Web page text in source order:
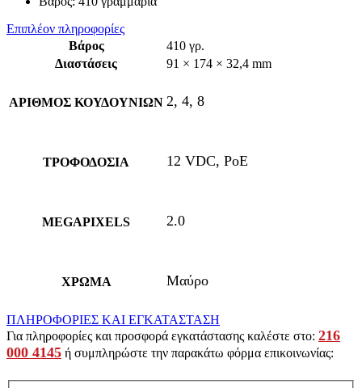
Επιπλέον πληροφορίες
Βάρος
410 γρ.
Διαστάσεις
91 × 174 × 32,4 mm
ΑΡΙΘΜΟΣ ΚΟΥΔΟΥΝΙΩΝ 2, 4, 8
ΤΡΟΦΟΔΟΣΙΑ 12 VDC, PoE
MEGAPIXELS 2.0
ΧΡΩΜΑ Μαύρο
ΠΛΗΡΟΦΟΡΙΕΣ ΚΑΙ ΕΓΚΑΤΑΣΤΑΣΗ
Για πληροφορίες και προσφορά εγκατάστασης καλέστε στο: 216
000 4145 ή συμπληρώστε την παρακάτω φόρμα επικοινωνίας: